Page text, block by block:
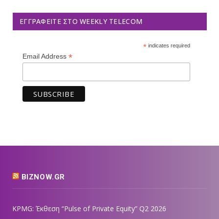
ΕΓΓΡΑΦΕΊΤΕ ΣΤΟ WEEKLY TELECOM
*indicates required
Email Address *
BIZNOW.GR
KPMG: Έκθεση “Pulse of Private Equity” Q2 2026